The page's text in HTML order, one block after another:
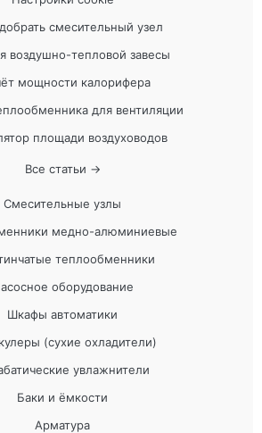
смесительный узел
воздушно-тепловой завесы
мощности калорифера
для вентиляции
площади воздуховодов
Все статьи →
Смесительные узлы
медно-алюминиевые
теплообменники
оборудование
Шкафы автоматики
(сухие охладители)
увлажнители
Баки и ёмкости
Арматура